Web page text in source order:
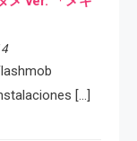
[…]